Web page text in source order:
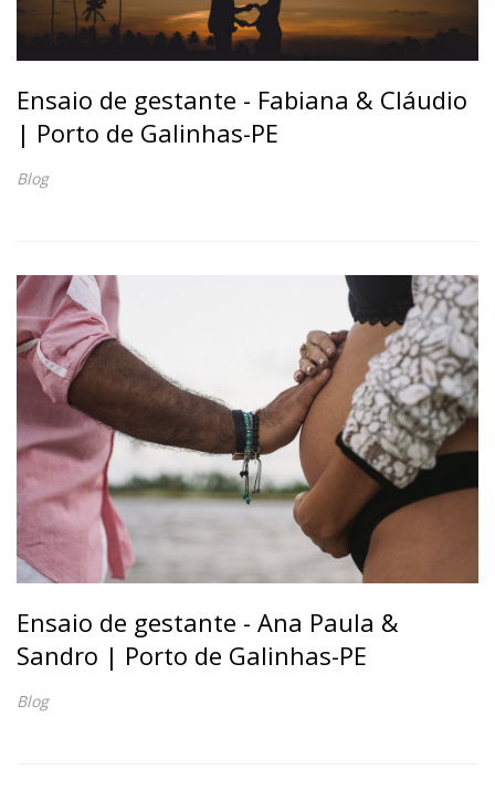
Ensaio de gestante - Fabiana & Cláudio
| Porto de Galinhas-PE
Blog
Ensaio de gestante - Ana Paula &
Sandro | Porto de Galinhas-PE
Blog